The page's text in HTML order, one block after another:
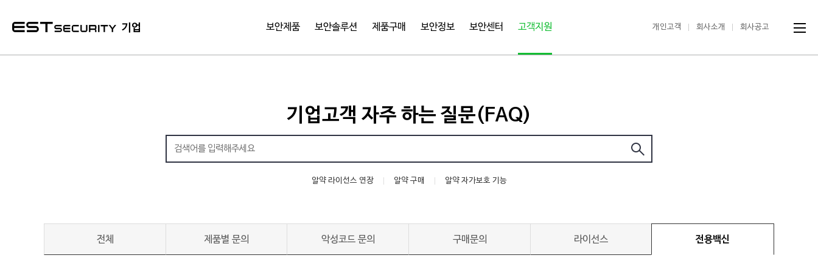
기업 보안제품 보안솔루션 제품구매 보안정보 보안센터 고객지원 개인고객 회사소개 회사공고
기업고객 자주 하는 질문(FAQ)
알약 라이선스 연장 알약 구매 알약 자가보호 기능
전체 제품별 문의 악성코드 문의 구매문의 라이선스 전용백신